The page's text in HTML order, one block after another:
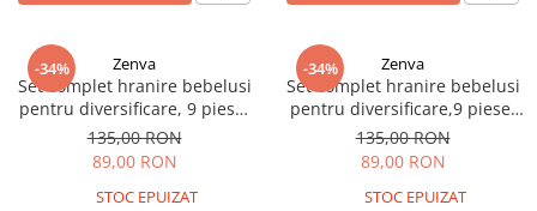
Play-Doh
Pampers
Pretty Pinky
Thomas and Friends
Testoasele Ninja
-34% Zenva
Set complet hranire bebelusi
pentru diversificare, 9 piese,
silicon, fara BPA, Roz
135,00 RON
89,00 RON
STOC EPUIZAT
-34% Zenva
Set complet hranire bebelusi
pentru diversificare,9 piese,
silicon, fara BPA, Albastru
135,00 RON
89,00 RON
STOC EPUIZAT